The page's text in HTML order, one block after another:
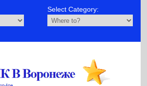
Select Category: